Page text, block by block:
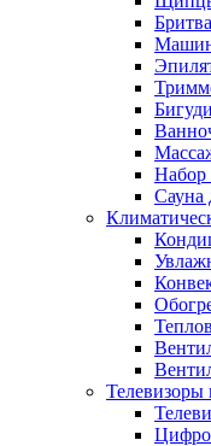
Бритва
Бигуди
Сауна
Телевизоры